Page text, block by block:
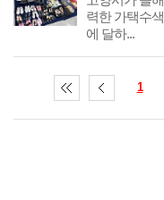
력한 가택수
에 달하...
1